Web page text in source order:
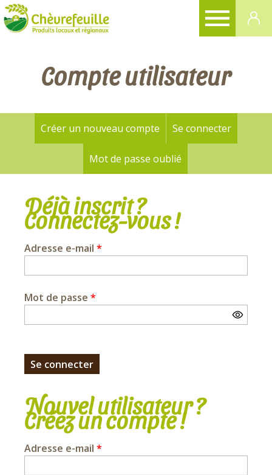
Compte utilisateur
Onglets
principaux
Créer un nouveau compte Se connecter(onglet
Mot de passe oublié
Déjà inscrit ?
Connectez-vous !
Adresse e-mail *
Mot de passe *
Nouvel utilisateur ?
Créez un compte !
Adresse e-mail *